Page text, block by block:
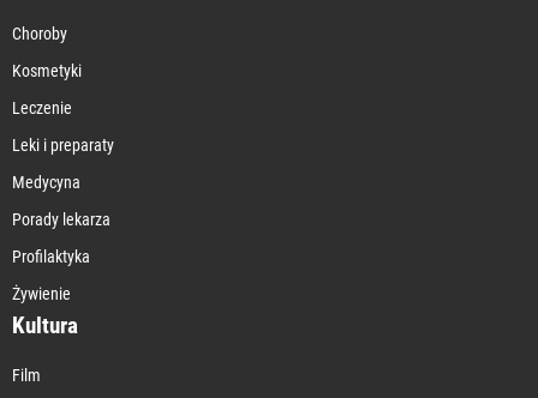
Choroby
Kosmetyki
Leczenie
Leki i preparaty
Medycyna
Porady lekarza
Profilaktyka
Żywienie
Kultura
Film